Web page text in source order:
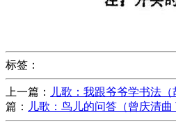
标签：
上一篇： 儿歌：我跟爷爷学书法（
篇：
儿歌：鸟儿的问答（曾庆清曲